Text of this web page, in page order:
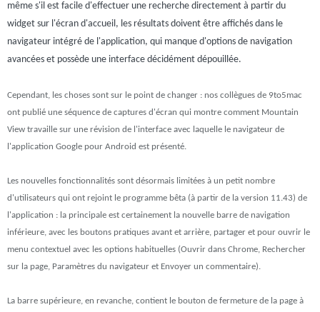
même s'il est facile d'effectuer une recherche directement à partir du
widget sur l'écran d'accueil, les résultats doivent être affichés dans le
navigateur intégré de l'application, qui manque d'options de navigation
avancées et possède une interface décidément dépouillée.
Cependant, les choses sont sur le point de changer : nos collègues de 9to5mac
ont publié une séquence de captures d'écran qui montre comment Mountain
View travaille sur une révision de l'interface avec laquelle le navigateur de
l'application Google pour Android est présenté.
Les nouvelles fonctionnalités sont désormais limitées à un petit nombre
d'utilisateurs qui ont rejoint le programme bêta (à partir de la version 11.43) de
l'application : la principale est certainement la nouvelle barre de navigation
inférieure, avec les boutons pratiques avant et arrière, partager et pour ouvrir le
menu contextuel avec les options habituelles (Ouvrir dans Chrome, Rechercher
sur la page, Paramètres du navigateur et Envoyer un commentaire).
La barre supérieure, en revanche, contient le bouton de fermeture de la page à